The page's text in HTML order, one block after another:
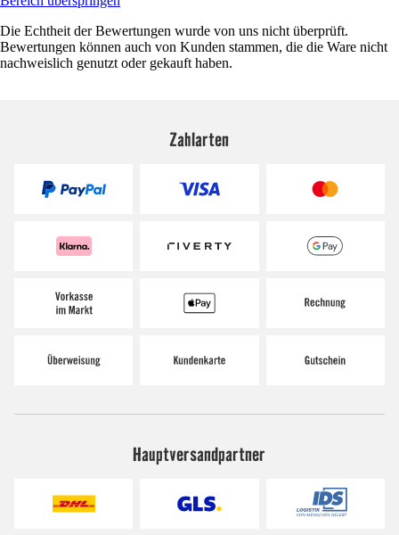
Die Echtheit der Bewertungen wurde von uns nicht überprüft.
Bewertungen können auch von Kunden stammen, die die Ware nicht
nachweislich genutzt oder gekauft haben.
Zahlarten
Hauptversandpartner